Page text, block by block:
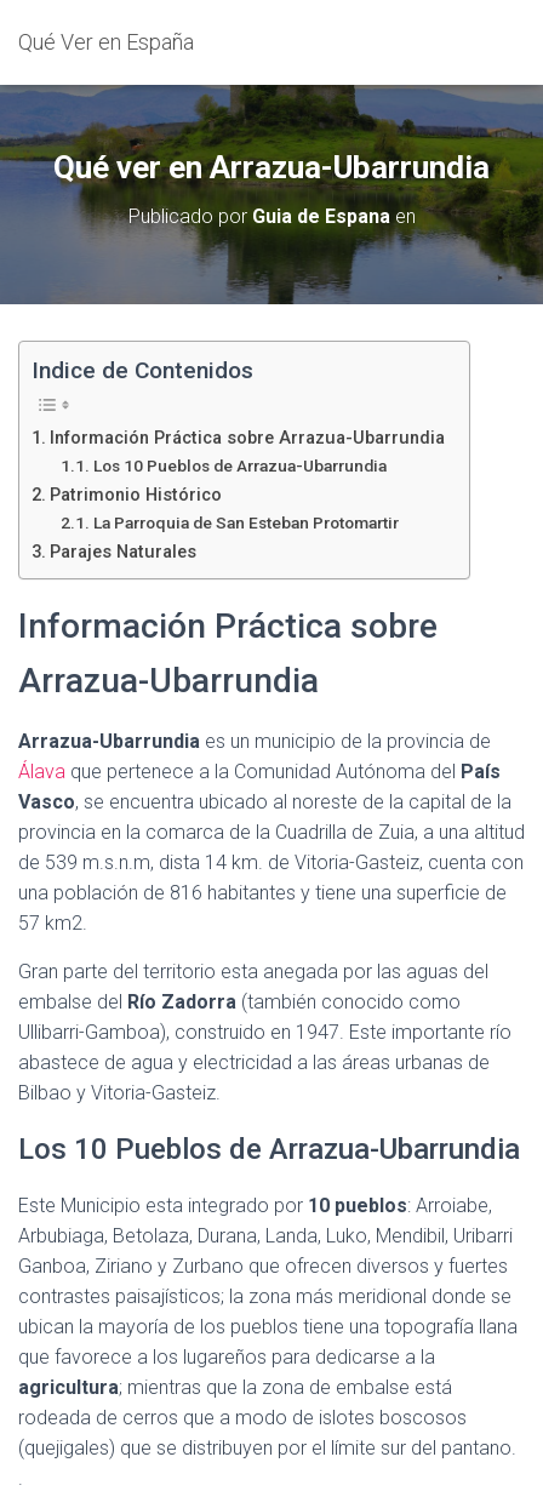
Qué Ver en España
Qué ver en Arrazua-Ubarrundia
Publicado por Guia de Espanaen
Indice de Contenidos
Información Práctica sobre Arrazua-Ubarrundia
Los 10 Pueblos de Arrazua-Ubarrundia
Patrimonio Histórico
La Parroquia de San Esteban Protomartir
Parajes Naturales
Información Práctica sobre
Arrazua-Ubarrundia
Arrazua-Ubarrundia es un municipio de la provincia de
Álava que pertenece a la Comunidad Autónoma del País
Vasco, se encuentra ubicado al noreste de la capital de la
provincia en la comarca de la Cuadrilla de Zuia, a una altitud
de 539 m.s.n.m, dista 14 km. de Vitoria-Gasteiz, cuenta con
una población de 816 habitantes y tiene una superficie de
57 km2.
Gran parte del territorio esta anegada por las aguas del
embalse del Río Zadorra (también conocido como
Ullibarri-Gamboa), construido en 1947. Este importante río
abastece de agua y electricidad a las áreas urbanas de
Bilbao y Vitoria-Gasteiz.
Los 10 Pueblos de Arrazua-Ubarrundia
Este Municipio esta integrado por 10 pueblos: Arroiabe,
Arbubiaga, Betolaza, Durana, Landa, Luko, Mendibil, Uribarri
Ganboa, Ziriano y Zurbano que ofrecen diversos y fuertes
contrastes paisajísticos; la zona más meridional donde se
ubican la mayoría de los pueblos tiene una topografía llana
que favorece a los lugareños para dedicarse a la
agricultura; mientras que la zona de embalse está
rodeada de cerros que a modo de islotes boscosos
(quejigales) que se distribuyen por el límite sur del pantano.
.